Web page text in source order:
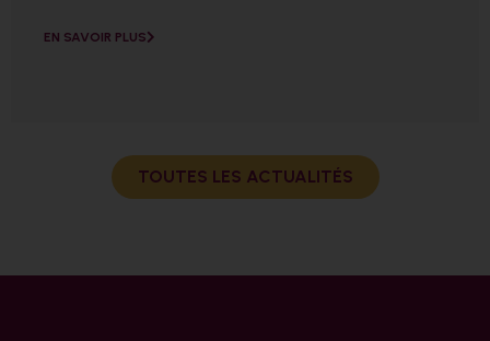
EN SAVOIR PLUS
TOUTES LES ACTUALITÉS